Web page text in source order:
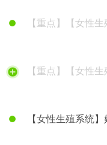
【重点】【女性
【重点】【女性
【女性生殖系统